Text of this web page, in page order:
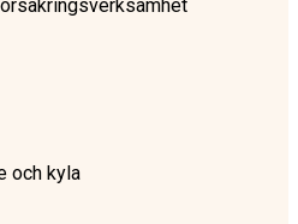
och kyla